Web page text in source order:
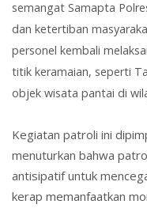
semangat Samapta
dan ketertiban
personel kembali
titik keramaian, seperti
objek wisata pantai di
Kegiatan patroli ini
menuturkan bahwa
antisipatif untuk
kerap memanfaatkan